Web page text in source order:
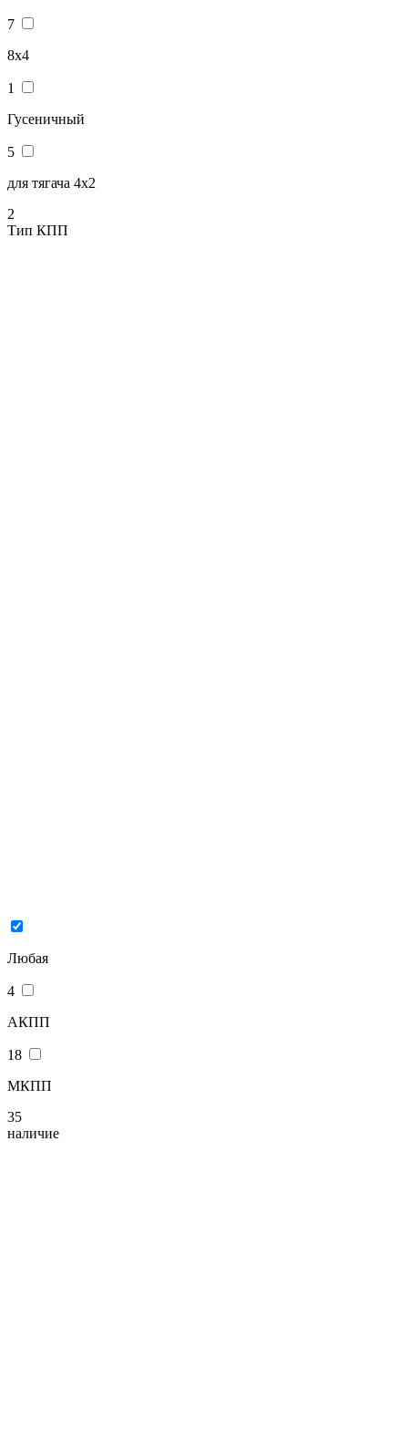
7
8х4
1
Гусеничный
5
для тягача 4x2
2
Тип КПП
Любая
4
АКПП
18
МКПП
35
наличие